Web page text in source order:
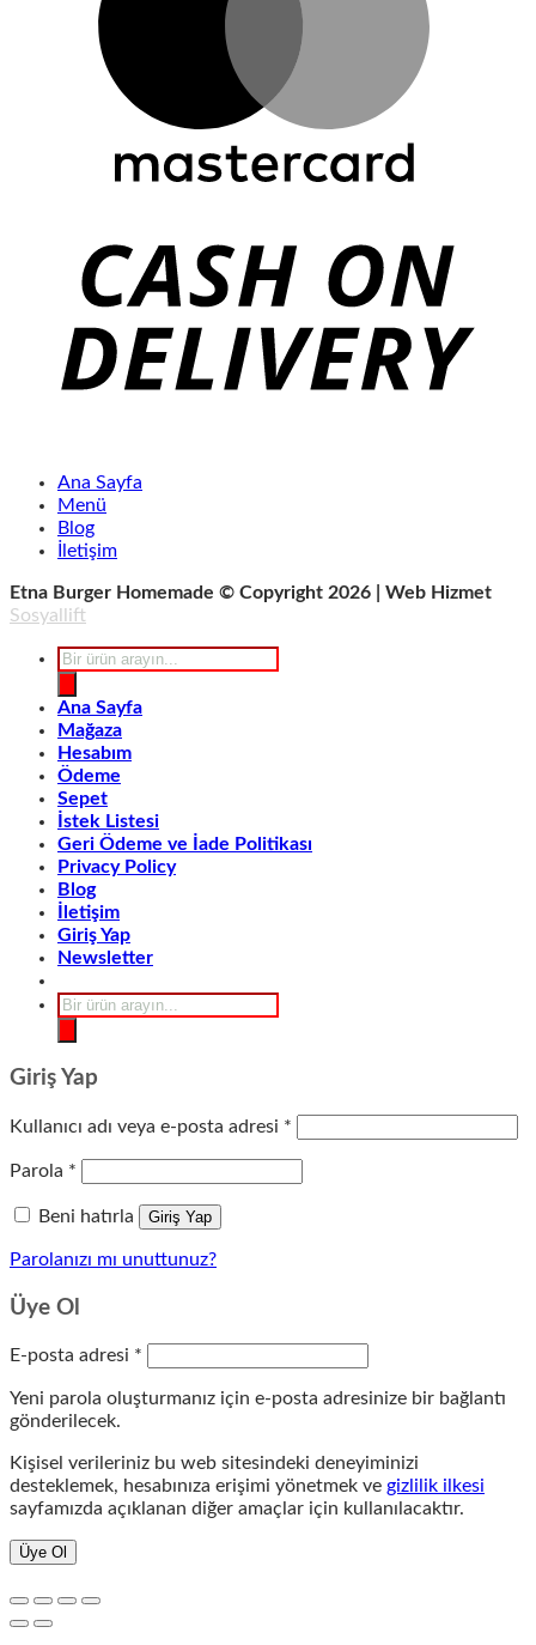
Ana Sayfa
Menü
Blog
İletişim
Etna Burger Homemade © Copyright 2026 | Web Hizmet
Sosyallift
Products
search
Ana Sayfa
Mağaza
Hesabım
Ödeme
Sepet
İstek Listesi
Geri Ödeme ve İade Politikası
Privacy Policy
Blog
İletişim
Giriş Yap
Newsletter
Products
search
Giriş Yap
Kullanıcı adı veya e-posta adresi *
Parola *
Beni hatırla Giriş Yap
Parolanızı mı unuttunuz?
Üye Ol
E-posta adresi *
Yeni parola oluşturmanız için e-posta adresinize bir bağlantı
gönderilecek.
Kişisel verileriniz bu web sitesindeki deneyiminizi
desteklemek, hesabınıza erişimi yönetmek ve gizlilik ilkesi
sayfamızda açıklanan diğer amaçlar için kullanılacaktır.
Üye Ol